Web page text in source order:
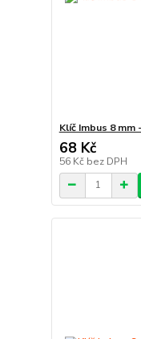
Klíč Imbus 8 mm
68 Kč
56 Kč bez DPH